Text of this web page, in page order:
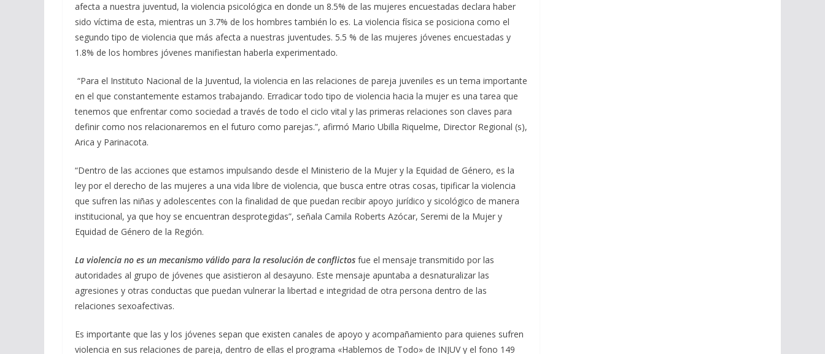
afecta a nuestra juventud, la violencia psicológica en donde un 8.5% de las mujeres encuestadas declara haber
sido víctima de esta, mientras un 3.7% de los hombres también lo es. La violencia física se posiciona como el
segundo tipo de violencia que más afecta a nuestras juventudes. 5.5 % de las mujeres jóvenes encuestadas y
1.8% de los hombres jóvenes manifiestan haberla experimentado.
“Para el Instituto Nacional de la Juventud, la violencia en las relaciones de pareja juveniles es un tema importante
en el que constantemente estamos trabajando. Erradicar todo tipo de violencia hacia la mujer es una tarea que
tenemos que enfrentar como sociedad a través de todo el ciclo vital y las primeras relaciones son claves para
definir como nos relacionaremos en el futuro como parejas.”, afirmó Mario Ubilla Riquelme, Director Regional (s),
Arica y Parinacota.
“Dentro de las acciones que estamos impulsando desde el Ministerio de la Mujer y la Equidad de Género, es la
ley por el derecho de las mujeres a una vida libre de violencia, que busca entre otras cosas, tipificar la violencia
que sufren las niñas y adolescentes con la finalidad de que puedan recibir apoyo jurídico y sicológico de manera
institucional, ya que hoy se encuentran desprotegidas”, señala Camila Roberts Azócar, Seremi de la Mujer y
Equidad de Género de la Región.
La violencia no es un mecanismo válido para la resolución de conflictos fue el mensaje transmitido por las
autoridades al grupo de jóvenes que asistieron al desayuno. Este mensaje apuntaba a desnaturalizar las
agresiones y otras conductas que puedan vulnerar la libertad e integridad de otra persona dentro de las
relaciones sexoafectivas.
Es importante que las y los jóvenes sepan que existen canales de apoyo y acompañamiento para quienes sufren
violencia en sus relaciones de pareja, dentro de ellas el programa «Hablemos de Todo» de INJUV y el fono 149